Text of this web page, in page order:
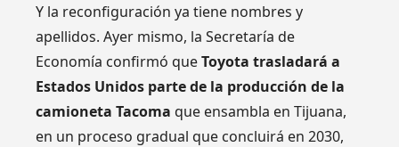
Y la reconfiguración ya tiene nombres y
apellidos. Ayer mismo, la Secretaría de
Economía confirmó queToyota trasladará a
Estados Unidos parte de la producción de la
camioneta Tacomaque ensambla en Tijuana,
en un proceso gradual que concluirá en 2030,